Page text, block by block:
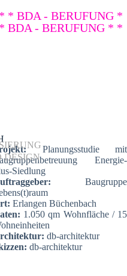
* BDA - BERUFUNG *
BDA - BERUFUNG * *
DESIGN
Planungsstudie mit
Energie-
Siedlung
Baugruppe
Erlangen Büchenbach
1.050 qm Wohnfläche / 15
db-architektur
db-architektur